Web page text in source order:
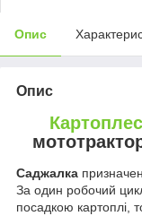
Опис
Опис
Саджалка
За один робочий
посадкою картоплі,